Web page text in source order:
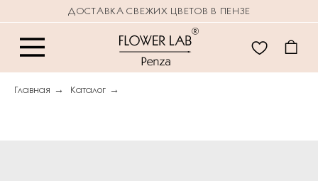
ДОСТАВКА СВЕЖИХ ЦВЕТОВ В ПЕНЗЕ
Главная → Каталог →